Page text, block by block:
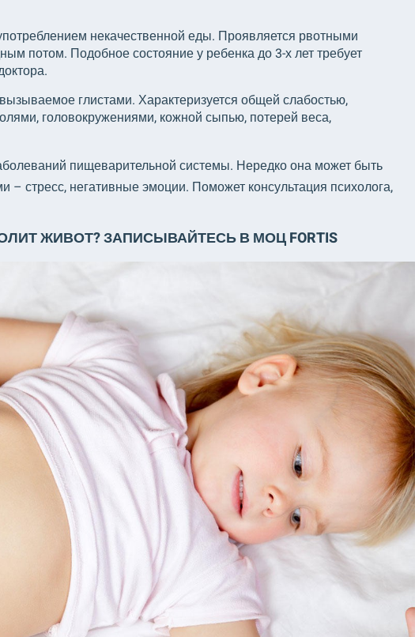
некачественной еды. Проявляется рвотными
потом. Подобное состояние у ребенка до 3-х лет требует
глистами. Характеризуется общей слабостью,
головокружениями, кожной сыпью, потерей веса,
пищеварительной системы. Нередко она может быть
– стресс, негативные эмоции. Поможет консультация психолога,
ЖИВОТ? ЗАПИСЫВАЙТЕСЬ В МОЦ FORTIS